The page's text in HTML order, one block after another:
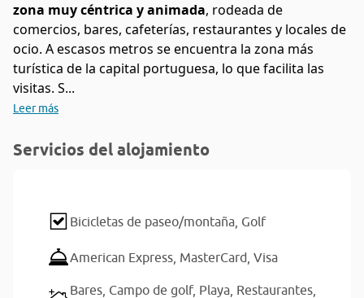
zona muy céntrica y animada, rodeada de
comercios, bares, cafeterías, restaurantes y locales de
ocio. A escasos metros se encuentra la zona más
turística de la capital portuguesa, lo que facilita las
visitas. S...
Leer más
Servicios del alojamiento
Bicicletas de paseo/montaña, Golf
American Express, MasterCard, Visa
Bares, Campo de golf, Playa, Restaurantes,